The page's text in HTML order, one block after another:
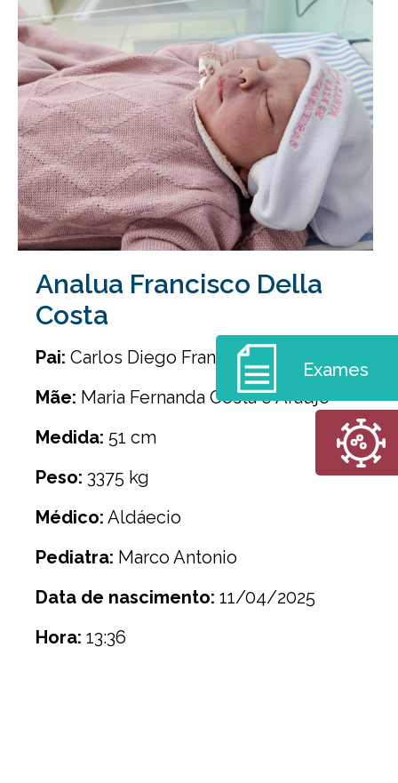
Analua Francisco Della
Costa
Pai: Carlos Diego Francisco
Mãe: Maria Fernanda Costa e Araujo
Medida: 51 cm
Peso: 3375 kg
Médico: Aldáecio
Pediatra: Marco Antonio
Data de nascimento: 11/04/2025
Hora: 13:36
Exames